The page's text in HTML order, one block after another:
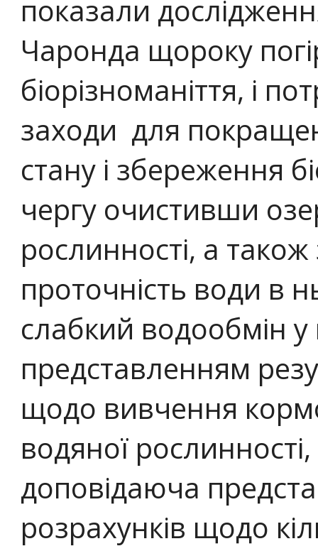
показали
Чаронда щороку
біорізноманіття, і
заходи для
стану і збереження
чергу очистивши
рослинності, а
проточність води в
слабкий водообмін
представленням
щодо вивчення
водяної
доповідаюча
розрахунків щодо